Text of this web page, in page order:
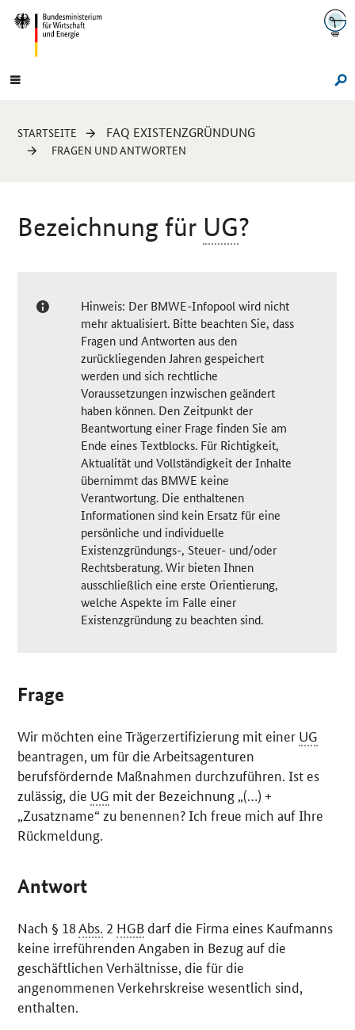
Navigation
Hauptmenü
Sie
sind
STARTSEITE FAQ EXISTENZGRÜNDUNG
FRAGEN UND ANTWORTEN
Bezeichnung für UG?
Hinweis: Der BMWE-Infopool wird nicht
mehr aktualisiert. Bitte beachten Sie, dass
Fragen und Antworten aus den
zurückliegenden Jahren gespeichert
werden und sich rechtliche
Voraussetzungen inzwischen geändert
haben können. Den Zeitpunkt der
Beantwortung einer Frage finden Sie am
Ende eines Textblocks. Für Richtigkeit,
Aktualität und Vollständigkeit der Inhalte
übernimmt das BMWE keine
Verantwortung. Die enthaltenen
Informationen sind kein Ersatz für eine
persönliche und individuelle
Existenzgründungs-, Steuer- und/oder
Rechtsberatung. Wir bieten Ihnen
ausschließlich eine erste Orientierung,
welche Aspekte im Falle einer
Existenzgründung zu beachten sind.
Frage
Wir möchten eine Trägerzertifizierung mit einer UG
beantragen, um für die Arbeitsagenturen
berufsfördernde Maßnahmen durchzuführen. Ist es
zulässig, die UG mit der Bezeichnung „(…) +
„Zusatzname“ zu benennen? Ich freue mich auf Ihre
Rückmeldung.
Antwort
Nach § 18Abs. 2 HGB darf die Firma eines Kaufmanns
keine irreführenden Angaben in Bezug auf die
geschäftlichen Verhältnisse, die für die
angenommenen Verkehrskreise wesentlich sind,
enthalten.